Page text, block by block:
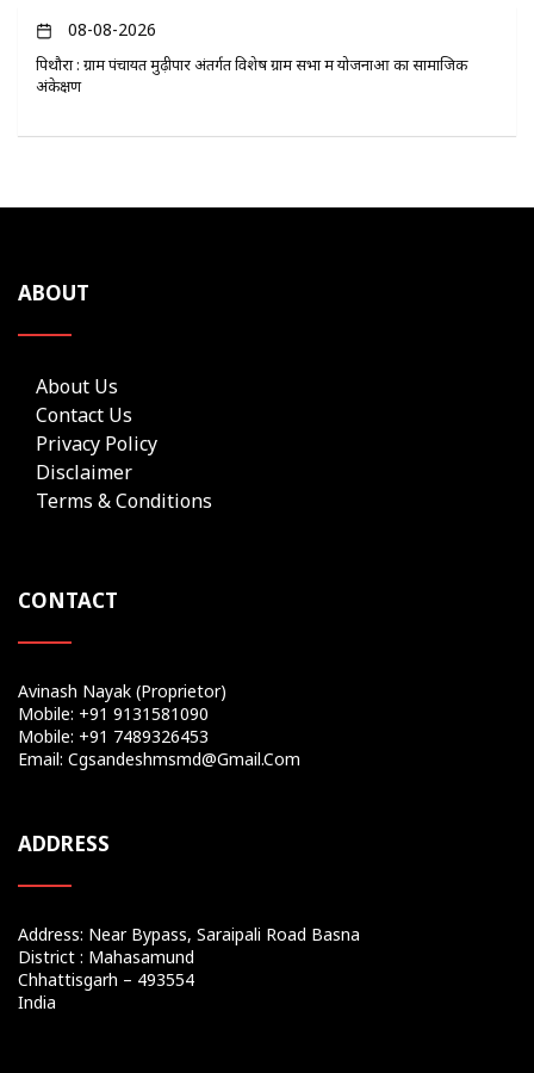
08-08-2026
पिथौरा : ग्राम पंचायत मुढ़ीपार अंतर्गत विशेष ग्राम सभा में योजनाओं का सामाजिक
अंकेक्षण
ABOUT
About Us
Contact Us
Privacy Policy
Disclaimer
Terms & Conditions
CONTACT
Avinash Nayak (Proprietor)
Mobile: +91 9131581090
Mobile: +91 7489326453
Email: Cgsandeshmsmd@gmail.com
ADDRESS
Address: Near Bypass, Saraipali Road Basna
District : Mahasamund
Chhattisgarh – 493554
India